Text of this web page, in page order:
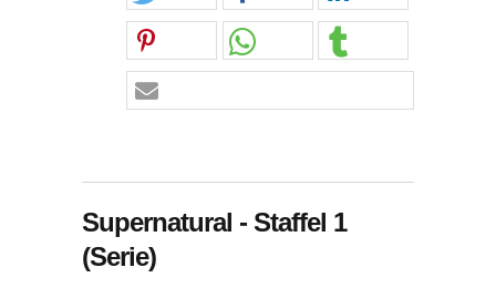
Supernatural - Staffel 1
(Serie)